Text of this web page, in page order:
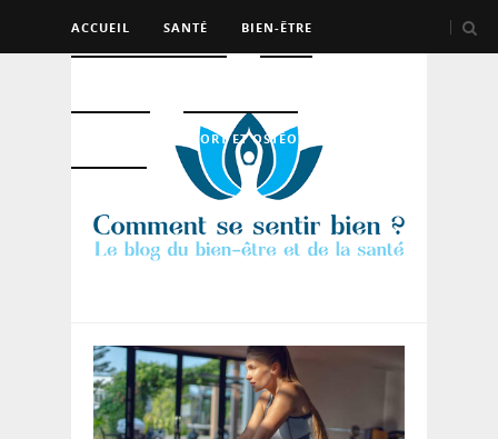
ACCUEIL SANTÉ BIEN-ÊTRE
SPORT ET OSTÉO